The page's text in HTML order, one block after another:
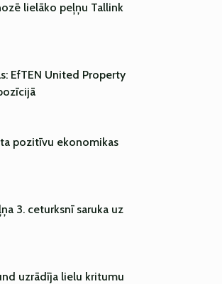
lielāko peļņu Tallink
EfTEN United Property
pozitīvu ekonomikas
3. ceturksnī saruka uz
uzrādīja lielu kritumu